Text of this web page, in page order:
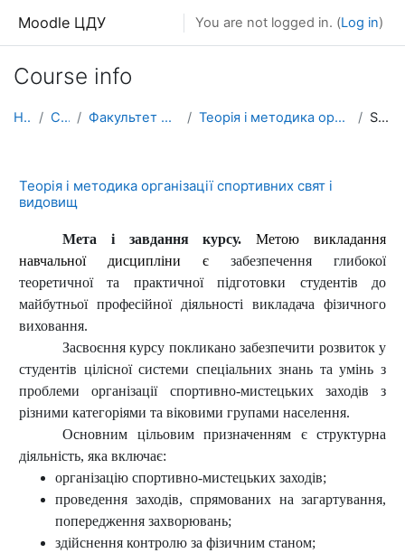
Moodle ЦДУ You are not logged in. (Log in)
Course info
Home Courses Факультет фізичного виховання Теорія і методика організації спортивних свят і ви... Summary
Теорія і методика організації спортивних свят і
видовищ
Мета і завдання курсу.Метою викладання
навчальної дисципліни є забезпечення глибокої
теоретичної та практичної підготовки студентів до
майбутньої професійної діяльності викладача фізичного
виховання.
Засвоєння курсу покликано забезпечити розвиток у
студентів цілісної системи спеціальних знань та умінь з
проблеми організації спортивно-мистецьких заходів з
різними категоріями та віковими групами населення.
Основним цільовим призначенням є структурна
діяльність, яка включає:
організацію спортивно-мистецьких заходів;
проведення заходів, спрямованих на загартування,
попередження захворювань;
здійснення контролю за фізичним станом;